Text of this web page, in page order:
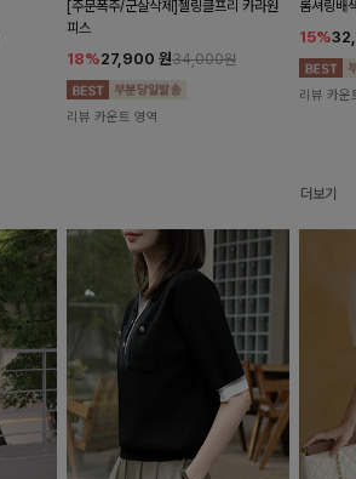
[주문폭주/군살삭제]젤링클프리 카라원
피스
18%27,900 원34,000원
리뷰 카운트 영역
롬셔링배
15%
리뷰 카운
더보기